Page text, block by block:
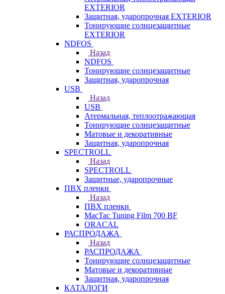
EXTERIOR
Защитная, ударопрочная EXTERIOR
Тонирующие солнцезащитные
EXTERIOR
NDFOS
Назад
NDFOS
Тонирующие солнцезащитные
Защитная, ударопрочная
USB
Назад
USB
Атермальная, теплоотражающая
Тонирующие солнцезащитные
Матовые и декоративные
Защитная, ударопрочная
SPECTROLL
Назад
SPECTROLL
Защитные, ударопрочные
ПВХ пленки
Назад
ПВХ пленки
MacTac Tuning Film 700 BF
ORACAL
РАСПРОДАЖА
Назад
РАСПРОДАЖА
Тонирующие солнцезащитные
Матовые и декоративные
Защитная, ударопрочная
КАТАЛОГИ